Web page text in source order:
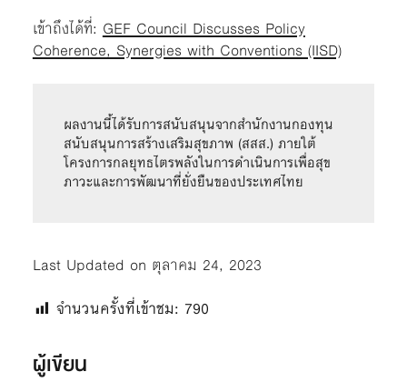
เข้าถึงได้ที่:GEF Council Discusses Policy
Coherence, Synergies with Conventions (IISD)
ผลงานนี้ได้รับการสนับสนุนจากสำนักงานกองทุน
สนับสนุนการสร้างเสริมสุขภาพ (สสส.) ภายใต้
โครงการกลยุทธไตรพลังในการดำเนินการเพื่อสุข
ภาวะและการพัฒนาที่ยั่งยืนของประเทศไทย
Last Updated on ตุลาคม 24, 2023
จำนวนครั้งที่เข้าชม: 790
ผู้เขียน